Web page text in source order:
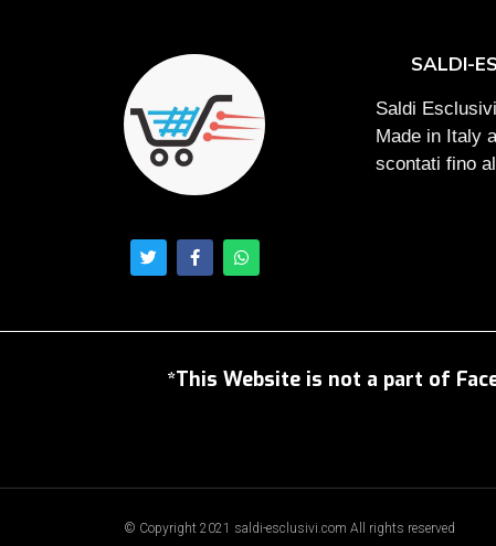
SALDI-
Saldi
Made in Italy
scontati fino
*This Website is not a part of
© Copyright 2021 saldi-esclusivi.com All rights reserved